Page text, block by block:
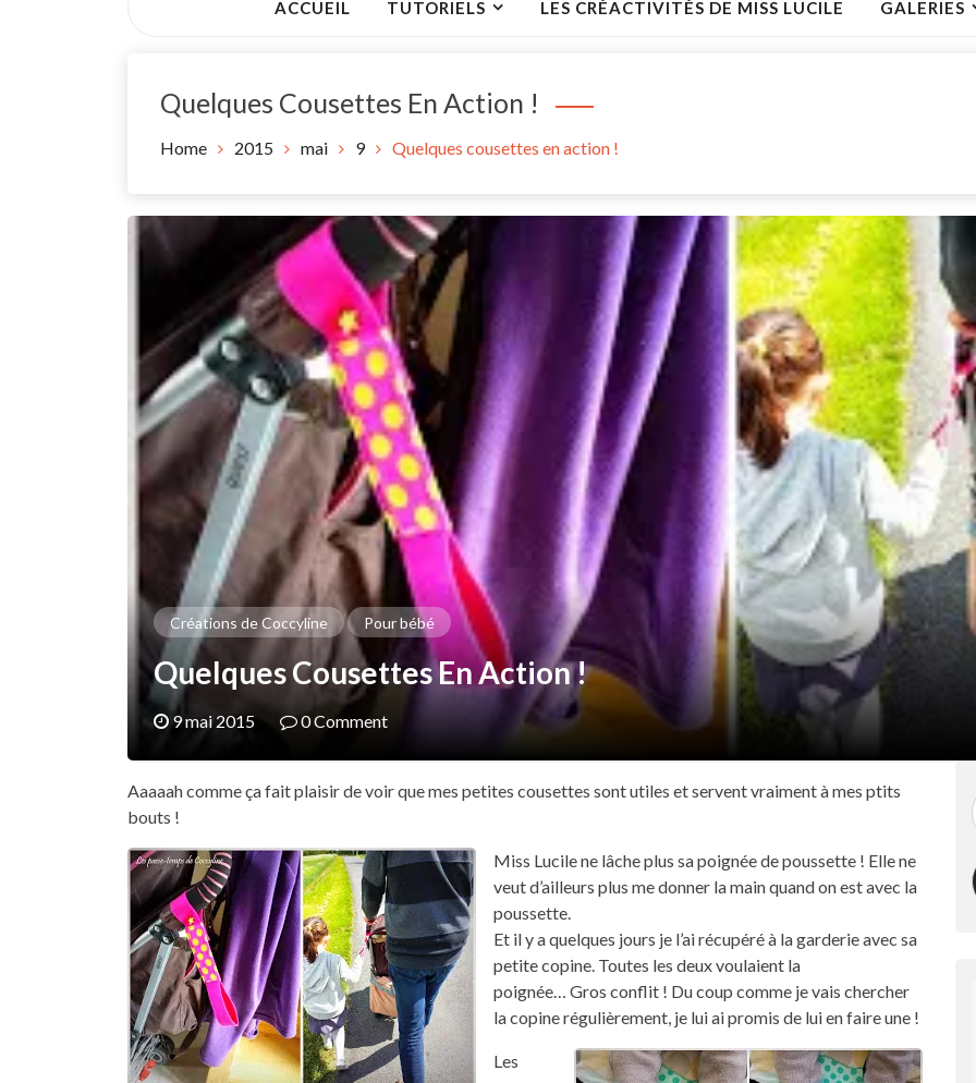
ACCUEIL TUTORIELS LES CRÉACTIVITÉS DE MISS LUCILE GALERIES
Quelques Cousettes En Action !
Home 2015 mai 9 Quelques cousettes en action !
Créations de Coccyline Pour bébé
Quelques Cousettes En Action !
9 mai 2015 0 Comment
Aaaaah comme ça fait plaisir de voir que mes petites cousettes sont utiles et servent vraiment à mes ptits
bouts !
Miss Lucile ne lâche plus sa poignée de poussette ! Elle ne
veut d’ailleurs plus me donner la main quand on est avec la
poussette.
Et il y a quelques jours je l’ai récupéré à la garderie avec sa
petite copine. Toutes les deux voulaient la
poignée… Gros conflit ! Du coup comme je vais chercher
la copine régulièrement, je lui ai promis de lui en faire une !
Les